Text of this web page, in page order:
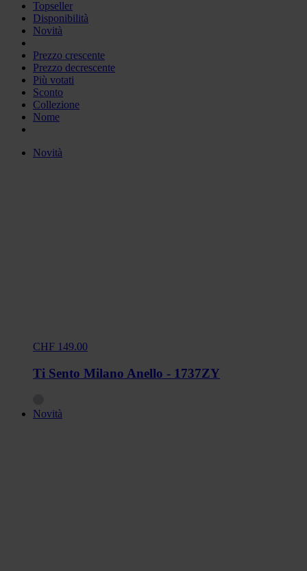
Topseller
Disponibilità
Novità
Prezzo crescente
Prezzo decrescente
Più votati
Sconto
Collezione
Nome
Novità
CHF 149.00
Ti Sento Milano Anello - 1737ZY
Novità